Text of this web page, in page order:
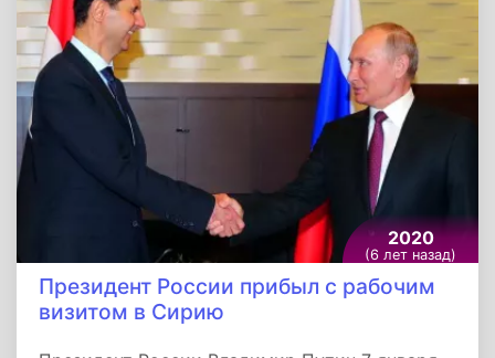
или судно наряду с другими сборами.
2020
(6 лет назад)
Президент России прибыл с рабочим
визитом в Сирию